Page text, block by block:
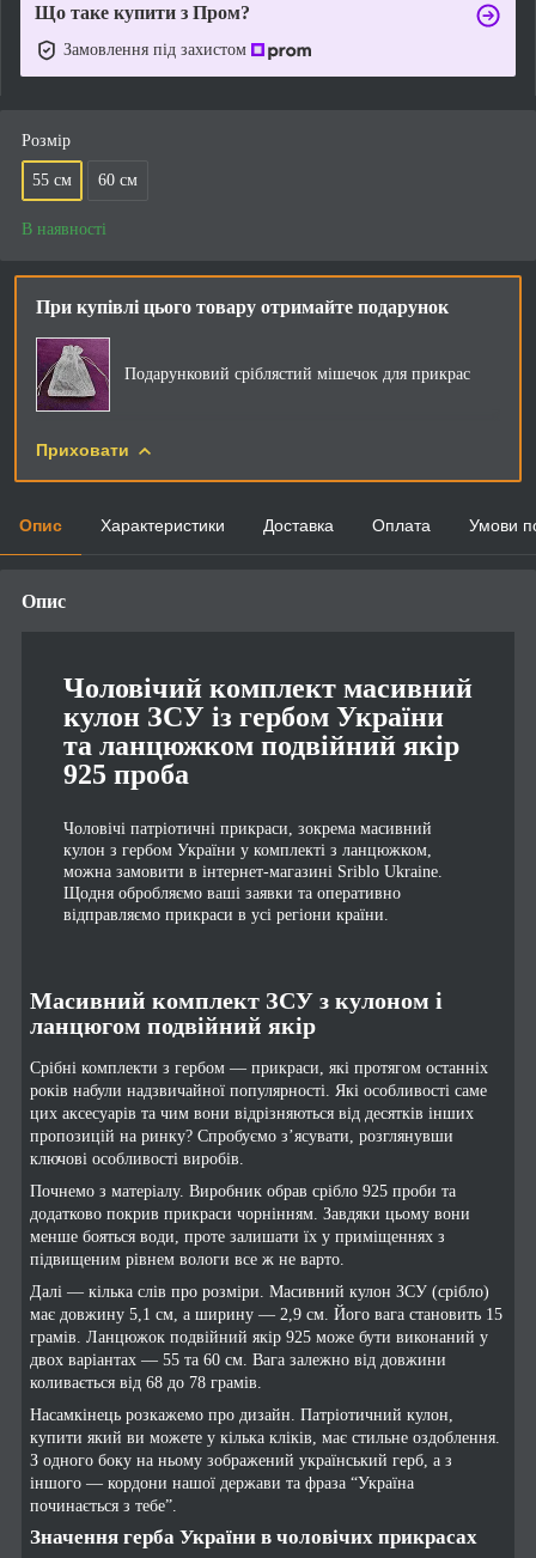
Що таке купити з Пром?
Замовлення під захистом
Розмір
55 см 60 см
В наявності
При купівлі цього товару отримайте подарунок
Подарунковий сріблястий мішечок для прикрас
Приховати
Опис Характеристики Доставка Оплата Умови
Опис
Чоловічий комплект масивний
кулон ЗСУ із гербом України
та ланцюжком подвійний якір
925 проба
Чоловічі патріотичні прикраси, зокрема масивний
кулон з гербом України у комплекті з ланцюжком,
можна замовити в інтернет-магазині Sriblo Ukraine.
Щодня обробляємо ваші заявки та оперативно
відправляємо прикраси в усі регіони країни.
Масивний комплект ЗСУ з кулоном і
ланцюгом подвійний якір
Срібні комплекти з гербом — прикраси, які протягом останніх
років набули надзвичайної популярності. Які особливості саме
цих аксесуарів та чим вони відрізняються від десятків інших
пропозицій на ринку? Спробуємо з’ясувати, розглянувши
ключові особливості виробів.
Почнемо з матеріалу. Виробник обрав срібло 925 проби та
додатково покрив прикраси чорнінням. Завдяки цьому вони
менше бояться води, проте залишати їх у приміщеннях з
підвищеним рівнем вологи все ж не варто.
Далі — кілька слів про розміри. Масивний кулон ЗСУ (срібло)
має довжину 5,1 см, а ширину — 2,9 см. Його вага становить 15
грамів. Ланцюжок подвійний якір 925 може бути виконаний у
двох варіантах — 55 та 60 см. Вага залежно від довжини
коливається від 68 до 78 грамів.
Насамкінець розкажемо про дизайн. Патріотичний кулон,
купити який ви можете у кілька кліків, має стильне оздоблення.
З одного боку на ньому зображений український герб, а з
іншого — кордони нашої держави та фраза “Україна
починається з тебе”.
Значення герба України в чоловічих прикрасах